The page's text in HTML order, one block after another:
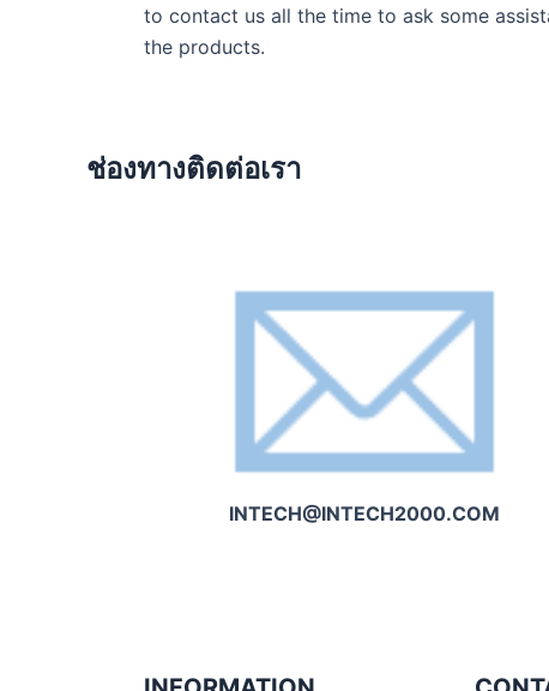
to contact us all the time to ask some
the products.
ช่องทางติดต่อเรา
INTECH@INTECH2000.COM